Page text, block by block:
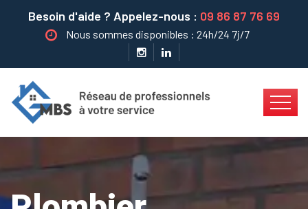
Besoin d'aide ? Appelez-nous : 09 86 87 76 69
Nous sommes disponibles : 24h/24 7j/7